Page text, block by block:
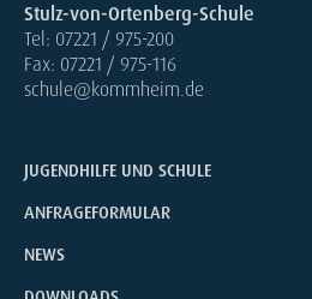
Stulz-von-Ortenberg-Schule
Tel: 07221 / 975-200
Fax: 07221 / 975-116
schule@kommheim.de
JUGENDHILFE UND SCHULE
ANFRAGEFORMULAR
NEWS